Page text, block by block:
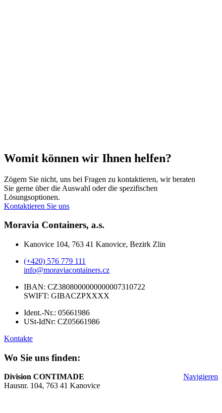
Womit können wir Ihnen helfen?
Zögern Sie nicht, uns bei Fragen zu kontaktieren, wir beraten
Sie gerne über die Auswahl oder die spezifischen
Lösungsoptionen.
Kontaktieren Sie uns
Moravia Containers, a.s.
Kanovice 104, 763 41 Kanovice, Bezirk Zlin
(+420) 576 779 111
info@moraviacontainers.cz
IBAN: CZ3808000000000007310722
SWIFT: GIBACZPXXXX
Ident.-Nr.: 05661986
USt-IdNr: CZ05661986
Kontakte
Wo Sie uns finden:
Navigieren
Division CONTIMADE
Hausnr. 104, 763 41 Kanovice